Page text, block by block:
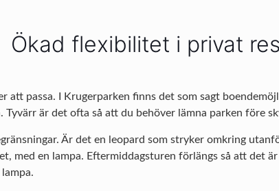
Ökad flexibilitet i privat
att passa. I Krugerparken finns det som sagt
Tyvärr är det ofta så att du behöver lämna parken före
Är det en leopard som stryker omkring
med en lampa. Eftermiddagsturen förlängs så att det